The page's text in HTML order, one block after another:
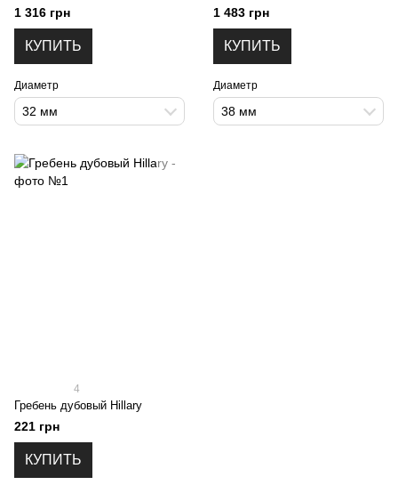
1 316 грн
КУПИТЬ
Диаметр
32 мм
1 483 грн
КУПИТЬ
Диаметр
38 мм
4
Гребень дубовый Hillary
221 грн
КУПИТЬ